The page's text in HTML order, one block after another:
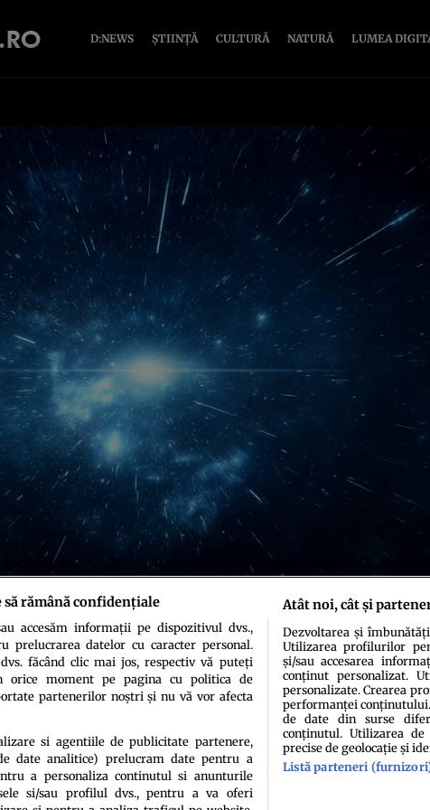
D:NEWS ȘTIINȚĂ CULTURĂ NATURĂ LUMEA
Politica de confidenţialitatePolitica de cookiesTermeni şi condiţii
să rămână confidențiale
accesăm informații pe dispozitivul dvs.,
prelucrarea datelor cu caracter personal.
făcând clic mai jos, respectiv vă puteți
moment pe pagina cu politica de
partenerilor noștri și nu vă vor afecta
si agentiile de publicitate partenere,
date analitice) prelucram date pentru a
a personaliza continutul si anunturile
si/sau profilul dvs., pentru a va oferi
Atât noi, cât și
Dezvoltarea și
Utilizarea profilurilor
și/sau accesarea
conținut personalizat.
personalizate. Crearea
performanței
de date din surse
conținutul. Utilizarea
precise de geolocație și
Listă parteneri